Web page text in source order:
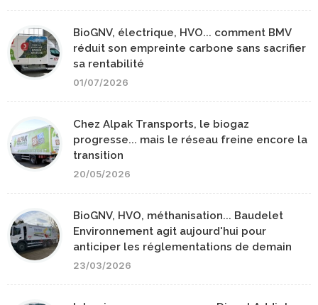
BioGNV, électrique, HVO... comment BMV
réduit son empreinte carbone sans sacrifier
sa rentabilité
01/07/2026
Chez Alpak Transports, le biogaz
progresse... mais le réseau freine encore la
transition
20/05/2026
BioGNV, HVO, méthanisation... Baudelet
Environnement agit aujourd'hui pour
anticiper les réglementations de demain
23/03/2026